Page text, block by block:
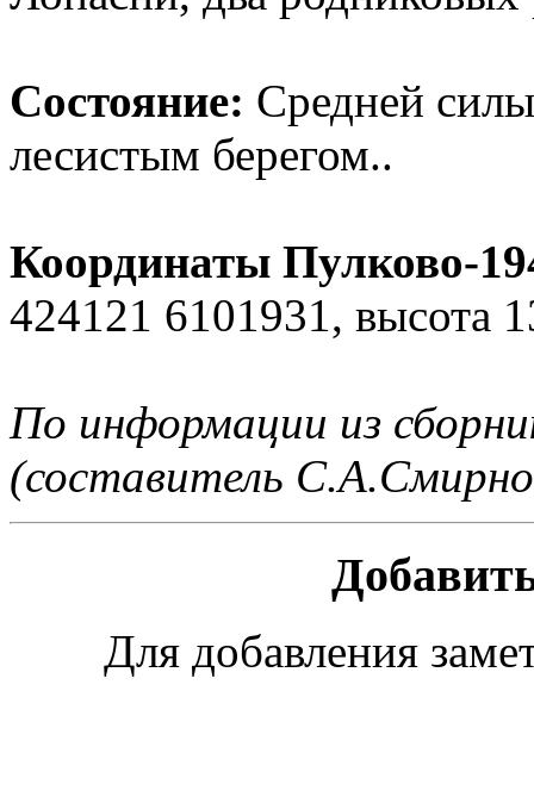
Состояние: Средней
лесистым берегом..
Координаты Пулково-
424121 6101931, высота
По информации из
(составитель
Для добавления